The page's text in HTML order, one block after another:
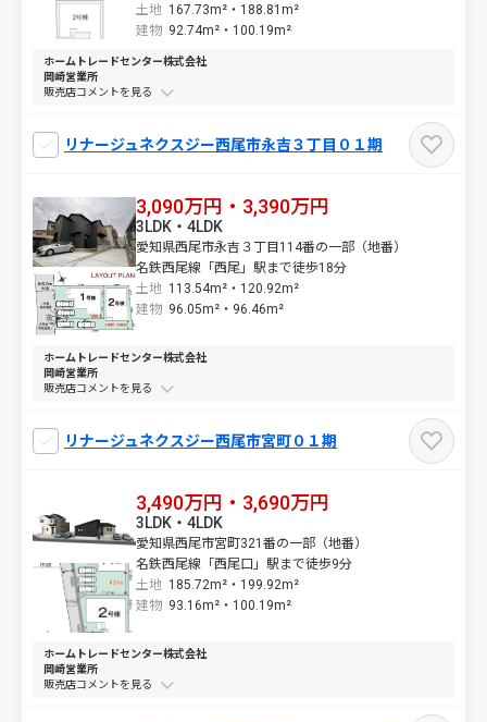
土地 167.73m²・ 188.81m²
建物 92.74m²・ 100.19m²
ホームトレードセンター株式会社
岡崎営業所
販売店コメントを
リナージュネクスジー西尾市永吉３丁目０１期
3,090万円・3,390万円
愛知県西尾市永吉３丁目114番の一部（地番）
名鉄西尾線「西尾」駅まで徒歩18分
土地 113.54m²・ 120.92m²
3LDK・4LDK
建物 96.05m²・ 96.46m²
ホームトレードセンター株式会社
岡崎営業所
販売店コメントを
リナージュネクスジー西尾市宮町０１期
3,490万円・3,690万円
愛知県西尾市宮町321番の一部（地番）
名鉄西尾線「西尾口」駅まで徒歩9分
土地 185.72m²・ 199.92m²
3LDK・4LDK
建物 93.16m²・ 100.19m²
ホームトレードセンター株式会社
岡崎営業所
販売店コメントを